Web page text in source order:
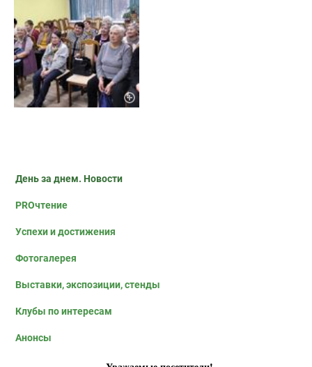
День за днем. Новости
PROчтение
Успехи и достижения
Фотогалерея
Выставки, экспозиции, стенды
Клубы по интересам
Анонсы